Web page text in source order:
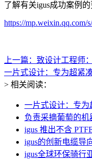
了解有关igus成功案例的
https://
上一篇：致设计工程师
一片式设计：专为超紧
> 相关阅读：
一片式设计：专为
负责采摘葡萄的机
igus 推出不含
igus的创新电缆导
igus全球环保骑行